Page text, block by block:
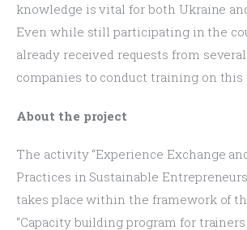
knowledge is vital for both Ukraine
Even while still participating in the
already received requests from
companies to conduct training on this
About the project
The activity “Experience Exchange
Practices in Sustainable
takes place within the framework of
“Capacity building program for trainers